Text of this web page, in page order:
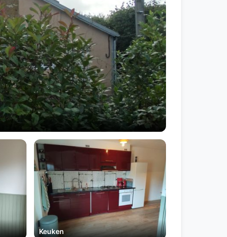
Keuken